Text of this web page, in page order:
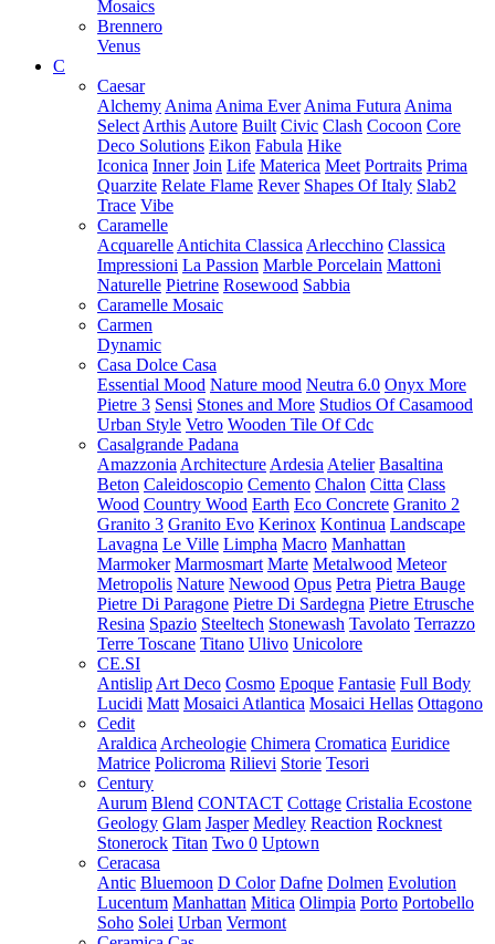
Mosaics
Brennero
Venus
C
Caesar
Alchemy Anima Anima Ever Anima Futura Anima
Select Arthis Autore Built Civic Clash Cocoon Core
Deco Solutions Eikon Fabula Hike
Iconica Inner Join Life Materica Meet Portraits Prima
Quarzite Relate Flame Rever Shapes Of Italy Slab2
Trace Vibe
Caramelle
Acquarelle Antichita Classica Arlecchino Classica
Impressioni La Passion Marble Porcelain Mattoni
Naturelle Pietrine Rosewood Sabbia
Caramelle Mosaic
Carmen
Dynamic
Casa Dolce Casa
Essential Mood Nature mood Neutra 6.0 Onyx More
Pietre 3 Sensi Stones and More Studios Of Casamood
Urban Style Vetro Wooden Tile Of Cdc
Casalgrande Padana
Amazzonia Architecture Ardesia Atelier Basaltina
Beton Caleidoscopio Cemento Chalon Citta Class
Wood Country Wood Earth Eco Concrete Granito 2
Granito 3 Granito Evo Kerinox Kontinua Landscape
Lavagna Le Ville Limpha Macro Manhattan
Marmoker Marmosmart Marte Metalwood Meteor
Metropolis Nature Newood Opus Petra Pietra Bauge
Pietre Di Paragone Pietre Di Sardegna Pietre Etrusche
Resina Spazio Steeltech Stonewash Tavolato Terrazzo
Terre Toscane Titano Ulivo Unicolore
CE.SI
Antislip Art Deco Cosmo Epoque Fantasie Full Body
Lucidi Matt Mosaici Atlantica Mosaici Hellas Ottagono
Cedit
Araldica Archeologie Chimera Cromatica Euridice
Matrice Policroma Rilievi Storie Tesori
Century
Aurum Blend CONTACT Cottage Cristalia Ecostone
Geology Glam Jasper Medley Reaction Rocknest
Stonerock Titan Two 0 Uptown
Ceracasa
Antic Bluemoon D Color Dafne Dolmen Evolution
Lucentum Manhattan Mitica Olimpia Porto Portobello
Soho Solei Urban Vermont